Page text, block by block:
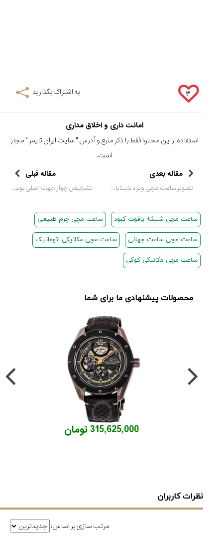
۳ به اشتراک بگذارید
امانت داری و اخلاق مداری
استفاده از این محتوا فقط با ذکر منبع و آدرس "سایت ایران تایمر " مجاز
است.
مقاله بعدی
تصویر ساعت مچی ویژه نابینایان
مقاله قبلی
تشخیص چهار جهت اصلی بوسیله ساعت مچی آنالوگ و خورشید
ساعت مچی شیشه یاقوت کبود ساعت مچی چرم طبیعی
ساعت مچی ساعت جهانی ساعت مچی مکانیکی اتوماتیک
ساعت مچی مکانیکی کوکی
محصولات پیشنهادی ما برای شما
315,625,000 تومان
نظرات کاربران
مرتب سازی بر اساس: